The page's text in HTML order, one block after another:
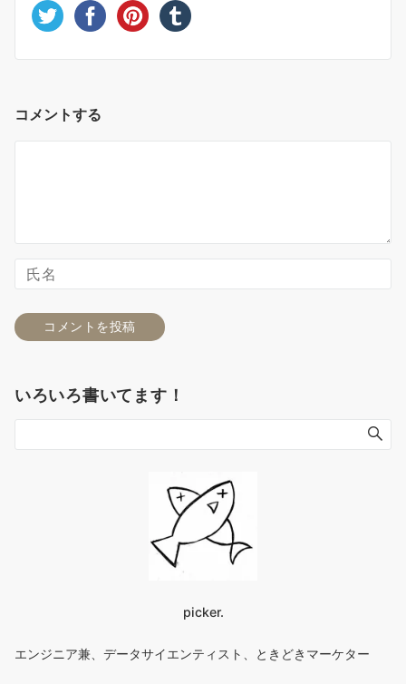
コメントする
いろいろ書いてます！
picker.
エンジニア兼、データサイエンティスト、ときどきマーケター